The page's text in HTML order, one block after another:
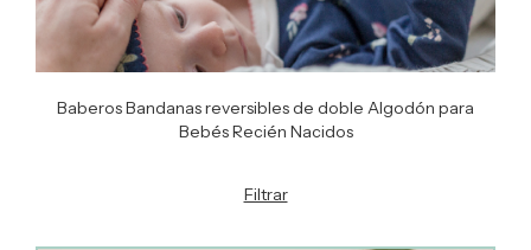
Baberos Bandanas reversibles de doble Algodón para
Bebés Recién Nacidos
Filtrar